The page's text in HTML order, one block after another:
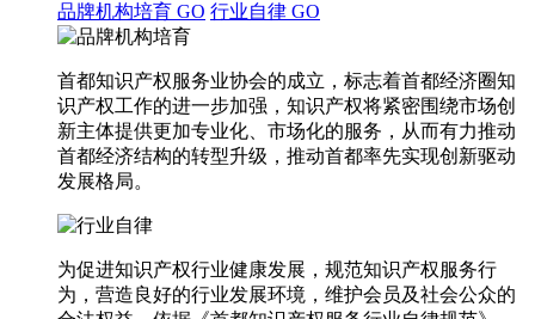
品牌机构培育 GO 行业自律 GO
首都知识产权服务业协会的成立，标志着首都经济圈知
识产权工作的进一步加强，知识产权将紧密围绕市场创
新主体提供更加专业化、市场化的服务，从而有力推动
首都经济结构的转型升级，推动首都率先实现创新驱动
发展格局。
为促进知识产权行业健康发展，规范知识产权服务行
为，营造良好的行业发展环境，维护会员及社会公众的